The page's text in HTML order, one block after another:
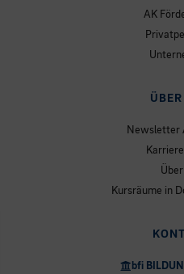
AK
Newsletter
Kursräume in
bfi